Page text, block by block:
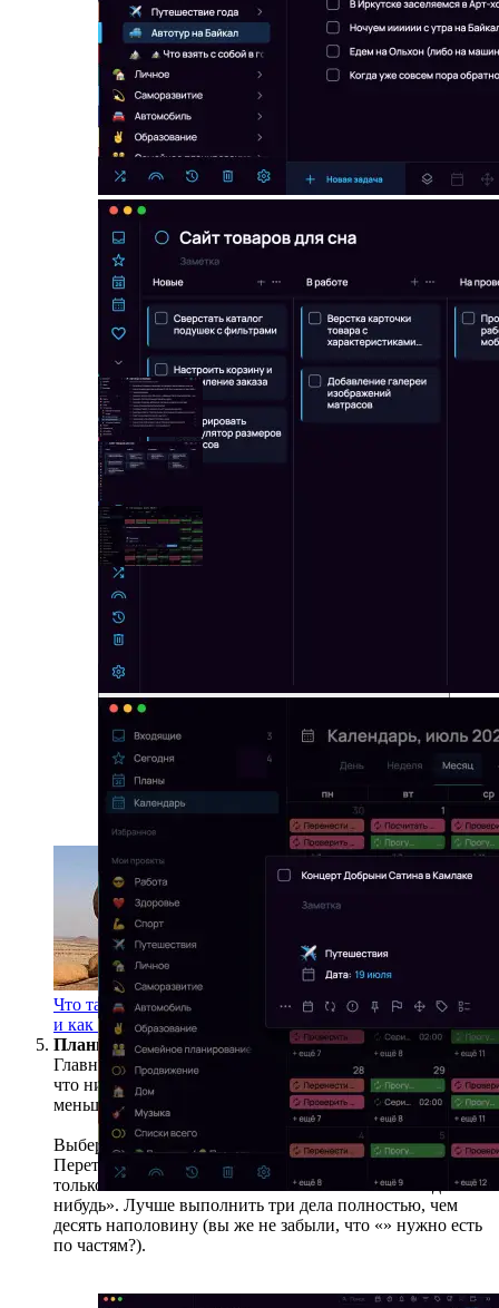
Список, канбан или календарь
в SingularityApp — выбирайте формат под
конкретную задачу, а не используйте все
подряд.
Что такое ошибка планирования
и как она работает
Планируйте день реалистично
Главная— накидать себе 15 задач и потом удивляться,
что ничего не успеваешь. Бритва Оккама намекает:
меньше планов, больше дела.
Выберите 3-5 действительно важных дел на день.
Перетащите их в раздел «Сегодня» и сосредоточьтесь
только на них. Остальное — в «Планы» или «Когда-
нибудь». Лучше выполнить три дела полностью, чем
десять наполовину (вы же не забыли, что «» нужно есть
по частям?).